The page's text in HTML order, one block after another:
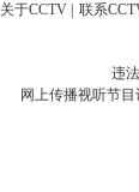
关于CCTV 联系
违
网上传播视听节目